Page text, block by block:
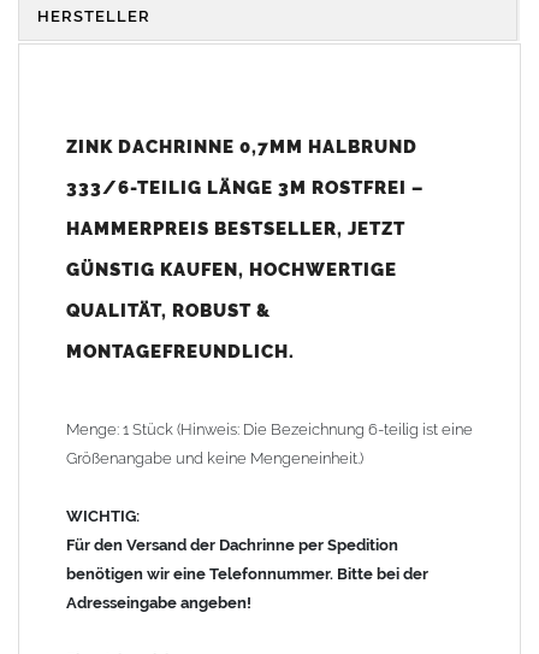
Telefonnummer. Bitte bei der Adresseingabe angeben!
Dachrinnezählt zu den am häufigsten eingesetzten
Rinnengrößen im Wohnungsbau.
in Kombination mit einem
mm Fallrohrkönnen Dachflächen von bis zu ca. 150 m²
entwässert werden; für eineexakte Dimensionierung
Wartungsfrei
Robust & montagefreundlich
Technische Daten:
Material:Zink 0,7mm(Titanzink)
HERSTELLER
ZINK DACHRINNE 0,7MM HALBRUND
333/6-TEILIG LÄNGE 3M ROSTFREI –
HAMMERPREIS BESTSELLER, JETZT
GÜNSTIG KAUFEN, HOCHWERTIGE
QUALITÄT, ROBUST &
MONTAGEFREUNDLICH.
Menge: 1 Stück (Hinweis: Die Bezeichnung 6-teilig ist eine
Größenangabe und keine Mengeneinheit.)
WICHTIG:
Für den Versand der Dachrinne per Spedition
benötigen wir eine Telefonnummer. Bitte bei der
Adresseingabe angeben!